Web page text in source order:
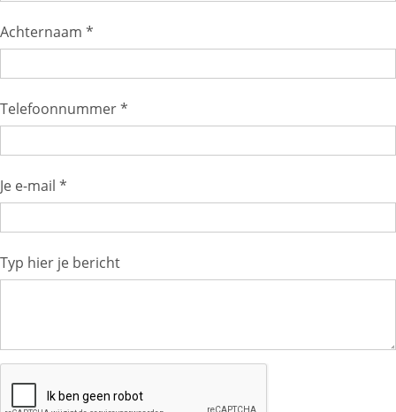
Achternaam *
Telefoonnummer *
Je e-mail *
Typ hier je bericht